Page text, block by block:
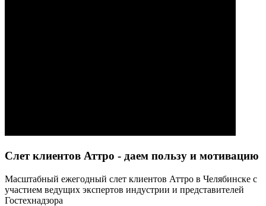
Слет клиентов Аттро - даем пользу и мотивацию
Масштабный ежегодный слет клиентов Аттро в Челябинске с
участием ведущих экспертов индустрии и представителей
Гостехнадзора